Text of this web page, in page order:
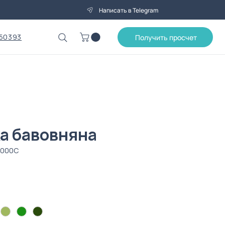
Написать в Telegram
Получить просчет
бавовняна